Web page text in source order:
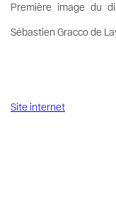
Première image du
Sébastien Gracco de
Site internet